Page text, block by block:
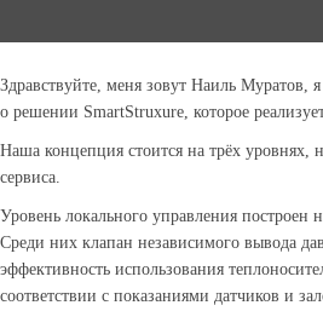
Здравствуйте, меня зовут Наиль Муратов,
о решении SmartStruxure, которое
Наша концепция стоится на трёх уровнях,
сервиса.
Уровень локального управления построен
Среди них клапан независимого вывода
эффективность использования
соответствии с показаниями датчиков и